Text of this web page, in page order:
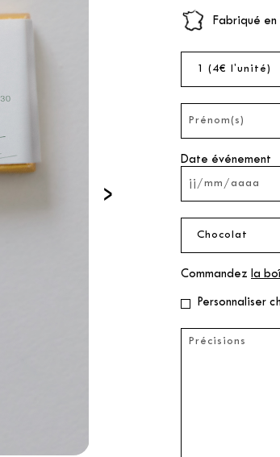
›
Fabriqué en
Date événement
Commandez la
Personnaliser